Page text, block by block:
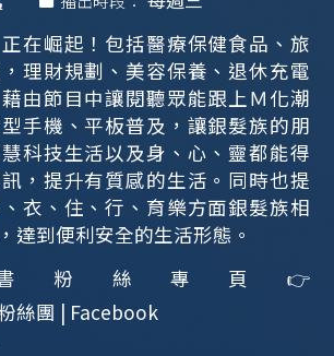
正在崛起！包括醫療保健食品、旅
理財規劃、美容保養、退休充電
由節目中讓閱聽眾能跟上Ｍ化潮
手機、平板普及，讓銀髮族的朋
科技生活以及身、心、靈都能得
，提升有質感的生活。同時也提
衣、住、行、育樂方面銀髮族相
達到便利安全的生活形態。
粉絲專頁👉
絲團 | Facebook